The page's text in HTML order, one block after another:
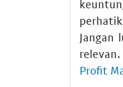
Jangan
Profit